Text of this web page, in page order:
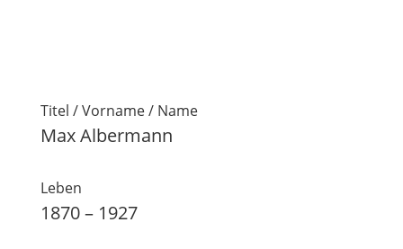
Titel / Vorname / Name
Max Albermann
Leben
1870 – 1927